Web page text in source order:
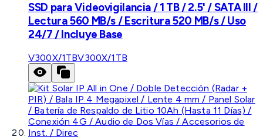
SSD para Videovigilancia / 1 TB / 2.5' / SATA III /
Lectura 560 MB/s / Escritura 520 MB/s / Uso
24/7 / Incluye Base
V300X/1TBV300X/1TB